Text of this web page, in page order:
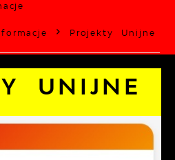
Projekty Unijne
UNIJNE